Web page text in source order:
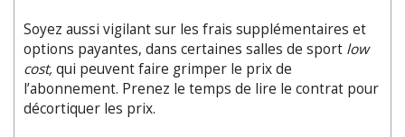
Soyez aussi vigilant sur les frais supplémentaires et
options payantes, dans certaines salles de sport low
cost, qui peuvent faire grimper le prix de
l’abonnement. Prenez le temps de lire le contrat pour
décortiquer les prix.